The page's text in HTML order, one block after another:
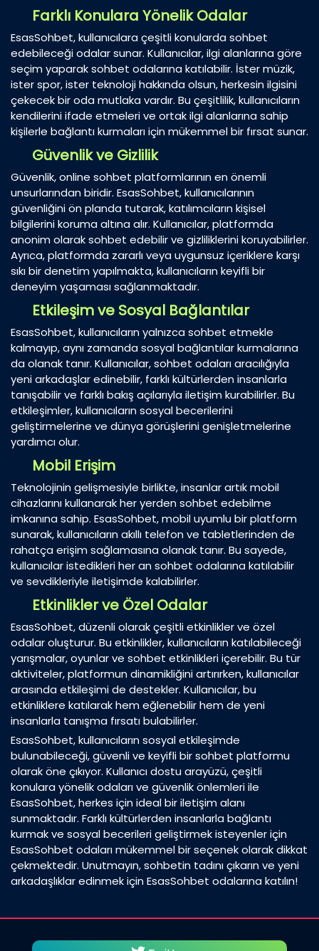
Farklı Konulara Yönelik Odalar
EsasSohbet, kullanıcılara çeşitli konularda sohbet
edebileceği odalar sunar. Kullanıcılar, ilgi alanlarına göre
seçim yaparak sohbet odalarına katılabilir. İster müzik,
ister spor, ister teknoloji hakkında olsun, herkesin ilgisini
çekecek bir oda mutlaka vardır. Bu çeşitlilik, kullanıcıların
kendilerini ifade etmeleri ve ortak ilgi alanlarına sahip
kişilerle bağlantı kurmaları için mükemmel bir fırsat sunar.
Güvenlik ve Gizlilik
Güvenlik, online sohbet platformlarının en önemli
unsurlarından biridir. EsasSohbet, kullanıcılarının
güvenliğini ön planda tutarak, katılımcıların kişisel
bilgilerini koruma altına alır. Kullanıcılar, platformda
anonim olarak sohbet edebilir ve gizliliklerini koruyabilirler.
Ayrıca, platformda zararlı veya uygunsuz içeriklere karşı
sıkı bir denetim yapılmakta, kullanıcıların keyifli bir
deneyim yaşaması sağlanmaktadır.
Etkileşim ve Sosyal Bağlantılar
EsasSohbet, kullanıcıların yalnızca sohbet etmekle
kalmayıp, aynı zamanda sosyal bağlantılar kurmalarına
da olanak tanır. Kullanıcılar, sohbet odaları aracılığıyla
yeni arkadaşlar edinebilir, farklı kültürlerden insanlarla
tanışabilir ve farklı bakış açılarıyla iletişim kurabilirler. Bu
etkileşimler, kullanıcıların sosyal becerilerini
geliştirmelerine ve dünya görüşlerini genişletmelerine
yardımcı olur.
Mobil Erişim
Teknolojinin gelişmesiyle birlikte, insanlar artık mobil
cihazlarını kullanarak her yerden sohbet edebilme
imkanına sahip. EsasSohbet, mobil uyumlu bir platform
sunarak, kullanıcıların akıllı telefon ve tabletlerinden de
rahatça erişim sağlamasına olanak tanır. Bu sayede,
kullanıcılar istedikleri her an sohbet odalarına katılabilir
ve sevdikleriyle iletişimde kalabilirler.
Etkinlikler ve Özel Odalar
EsasSohbet, düzenli olarak çeşitli etkinlikler ve özel
odalar oluşturur. Bu etkinlikler, kullanıcıların katılabileceği
yarışmalar, oyunlar ve sohbet etkinlikleri içerebilir. Bu tür
aktiviteler, platformun dinamikliğini artırırken, kullanıcılar
arasında etkileşimi de destekler. Kullanıcılar, bu
etkinliklere katılarak hem eğlenebilir hem de yeni
insanlarla tanışma fırsatı bulabilirler.
EsasSohbet, kullanıcıların sosyal etkileşimde
bulunabileceği, güvenli ve keyifli bir sohbet platformu
olarak öne çıkıyor. Kullanıcı dostu arayüzü, çeşitli
konulara yönelik odaları ve güvenlik önlemleri ile
EsasSohbet, herkes için ideal bir iletişim alanı
sunmaktadır. Farklı kültürlerden insanlarla bağlantı
kurmak ve sosyal becerileri geliştirmek isteyenler için
EsasSohbet odaları mükemmel bir seçenek olarak dikkat
çekmektedir. Unutmayın, sohbetin tadını çıkarın ve yeni
arkadaşlıklar edinmek için EsasSohbet odalarına katılın!